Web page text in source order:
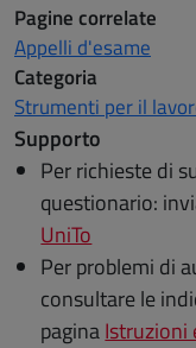
Pagine correlate
Appelli d'esame
Categoria
Strumenti per il
Supporto
Per richieste di
questionario:
UniTo
Per problemi di
consultare le
paginaIstruzioni